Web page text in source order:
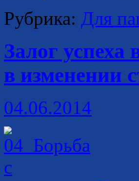
Рубрика: Для
Залог
в изменении
04.06.2014